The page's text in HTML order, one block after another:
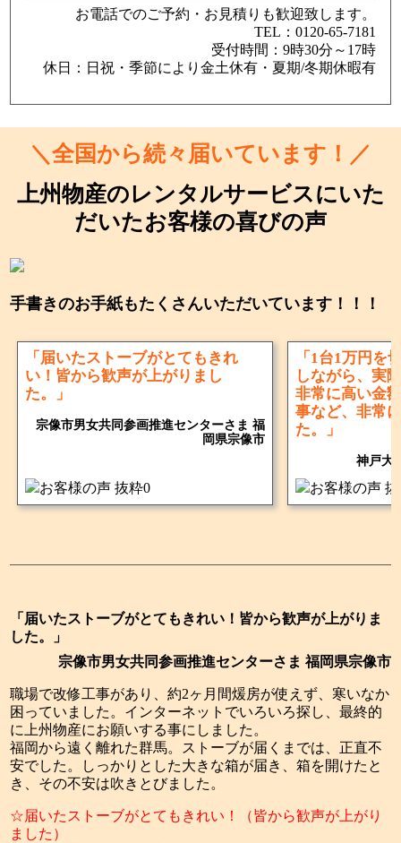
お電話でのご予約・お見積りも歓迎致します。
TEL：0120-65-7181
受付時間：9時30分～17時
休日：日祝・季節により金土休有・夏期/冬期休暇有
＼全国から続々届いています！／
上州物産のレンタルサービスにいた
だいたお客様の喜びの声
手書きのお手紙もたくさんいただいています！！！
「届いたストーブがとてもきれ
い！皆から歓声が上がりまし
た。」
宗像市男女共同参画推進センターさま 福
岡県宗像市
「1台1万円を
しながら、実
非常に高い金
事など、非常
た。」
神戸大
「届いたストーブがとてもきれい！皆から歓声が上がりま
した。」
宗像市男女共同参画推進センターさま 福岡県宗像市
職場で改修工事があり、約2ヶ月間煖房が使えず、寒いなか
困っていました。インターネットでいろいろ探し、最終的
に上州物産にお願いする事にしました。
福岡から遠く離れた群馬。ストーブが届くまでは、正直不
安でした。しっかりとした大きな箱が届き、箱を開けたと
き、その不安は吹きとびました。
☆届いたストーブがとてもきれい！（皆から歓声が上がり
ました）